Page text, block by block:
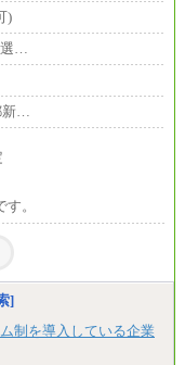
)
選…
新…
。
]
制を導入している企業